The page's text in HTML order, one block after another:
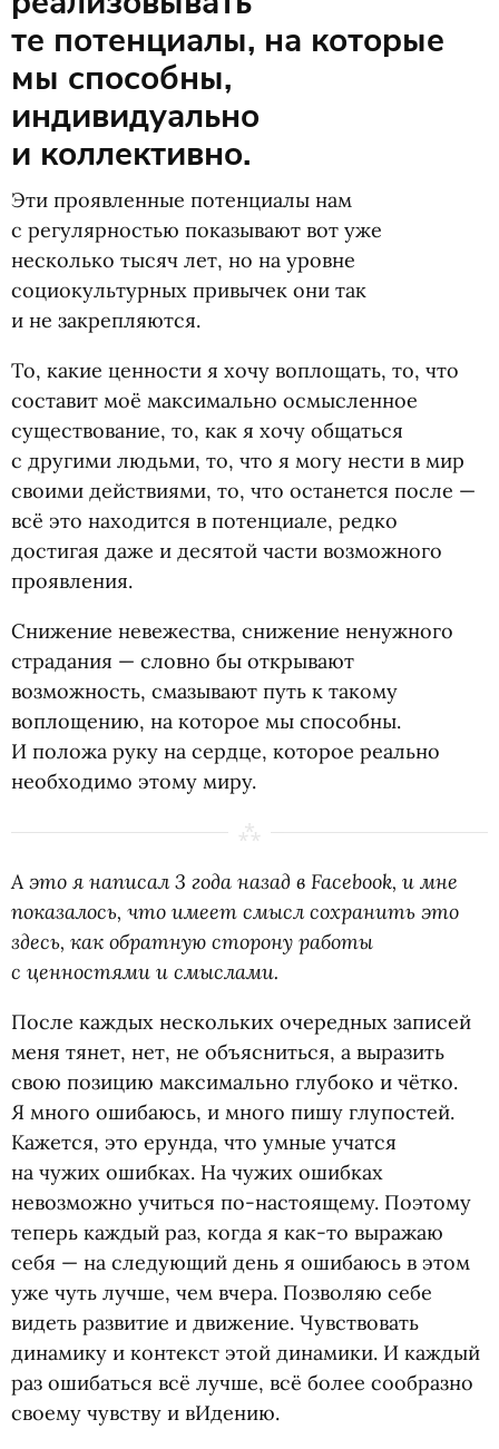
те потенциалы, на которые
мы способны,
индивидуально
и коллективно.
Эти проявленные потенциалы нам
с регулярностью показывают вот уже
несколько тысяч лет, но на уровне
социокультурных привычек они так
и не закрепляются.
То, какие ценности я хочу воплощать, то, что
составит моё максимально осмысленное
существование, то, как я хочу общаться
с другими людьми, то, что я могу нести в мир
своими действиями, то, что останется после —
всё это находится в потенциале, редко
достигая даже и десятой части возможного
проявления.
Снижение невежества, снижение ненужного
страдания — словно бы открывают
возможность, смазывают путь к такому
воплощению, на которое мы способны.
И положа руку на сердце, которое реально
необходимо этому миру.
А это я написал 3 года назад в Facebook, и мне
показалось, что имеет смысл сохранить это
здесь, как обратную сторону работы
с ценностями и смыслами.
После каждых нескольких очередных записей
меня тянет, нет, не объясниться, а выразить
свою позицию максимально глубоко и чётко.
Я много ошибаюсь, и много пишу глупостей.
Кажется, это ерунда, что умные учатся
на чужих ошибках. На чужих ошибках
невозможно учиться по-настоящему. Поэтому
теперь каждый раз, когда я как-то выражаю
себя — на следующий день я ошибаюсь в этом
уже чуть лучше, чем вчера. Позволяю себе
видеть развитие и движение. Чувствовать
динамику и контекст этой динамики. И каждый
раз ошибаться всё лучше, всё более сообразно
своему чувству и вИдению.